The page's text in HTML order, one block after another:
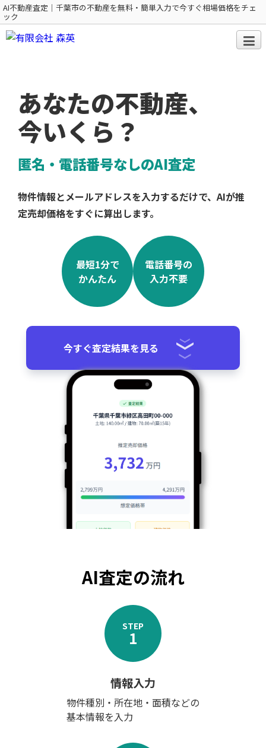
AI不動産査定｜千葉市の不動産を無料・簡単入力で今すぐ相場価格をチェ
ック
あなたの不動産、
今いくら？
匿名・電話番号なしのAI査定
物件情報とメールアドレスを入力するだけで、AIが推
定売却価格をすぐに算出します。
最短1分で
かんたん
電話番号の
入力不要
今すぐ査定結果を見る
AI査定の流れ
STEP
1
情報入力
物件種別・所在地・面積などの
基本情報を入力